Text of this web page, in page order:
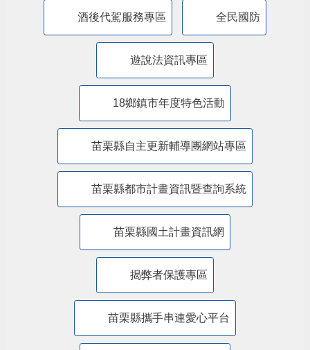
酒後代駕服務專區 全民國防
遊說法資訊專區
18鄉鎮市年度特色活動
苗栗縣自主更新輔導團網站專區
苗栗縣都市計畫資訊暨查詢系統
苗栗縣國土計畫資訊網
揭弊者保護專區
苗栗縣攜手串連愛心平台